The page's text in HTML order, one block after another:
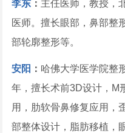
李东 ： 主任医师，教授，
医师。擅长眼部，鼻部整
部轮廓整形等。
安阳 ： 哈佛大学医学院整
年，擅长术前3D设计，M
用，肋软骨鼻修复应用，
部整体设计，脂肪移植，